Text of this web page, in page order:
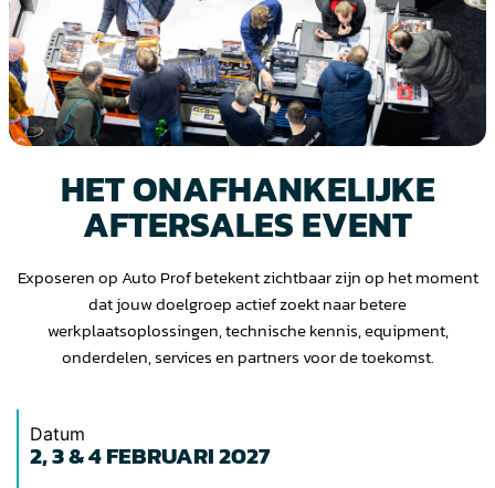
HET ONAFHANKELIJKE
AFTERSALES EVENT
Exposeren op Auto Prof betekent zichtbaar zijn op het moment
dat jouw doelgroep actief zoekt naar betere
werkplaatsoplossingen, technische kennis, equipment,
onderdelen, services en partners voor de toekomst.
Datum
2, 3 & 4 FEBRUARI 2027